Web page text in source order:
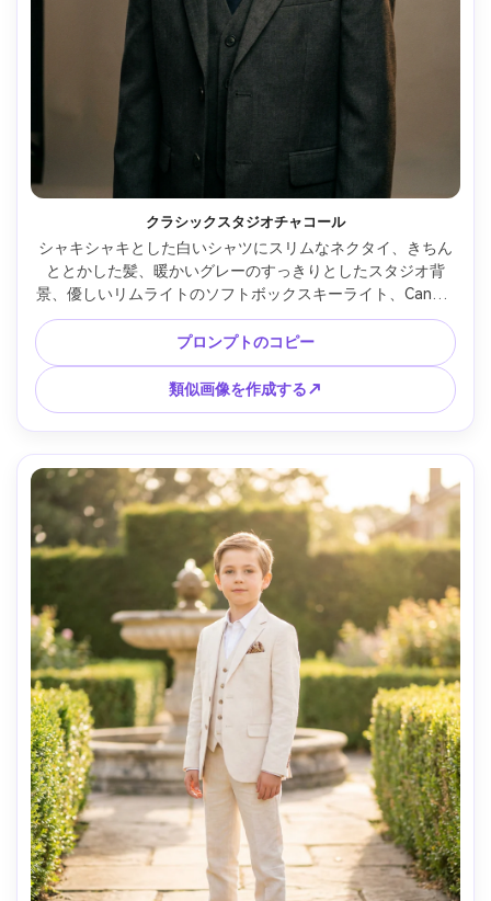
クラシックスタジオチャコール
シャキシャキとした白いシャツにスリムなネクタイ、きちん
ととかした髪、暖かいグレーのすっきりとしたスタジオ背
景、優しいリムライトのソフトボックスキーライト、Canon
EOS R5で撮影、85mm f/1.4、ハーフボディフレーミング、
被写界深度が浅く、自然な肌の質感、編集キッズフォーマル
ポートレート、シャープな焦点、微妙なフィルムカラーグレ
ーディング --ar 4:5
プロンプトのコピー
類似画像を作成する↗